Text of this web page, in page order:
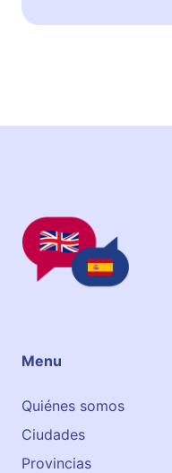
Menu
Quiénes somos
Ciudades
Provincias